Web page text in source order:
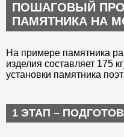
ПОШАГОВЫЙ
ПАМЯТНИКА НА
На примере памятника
изделия составляет 175
установки памятника
1 ЭТАП –